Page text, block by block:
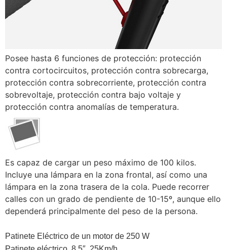
Posee hasta 6 funciones de protección: protección
contra cortocircuitos, protección contra sobrecarga,
protección contra sobrecorriente, protección contra
sobrevoltaje, protección contra bajo voltaje y
protección contra anomalías de temperatura.
Es capaz de cargar un peso máximo de 100 kilos.
Incluye una lámpara en la zona frontal, así como una
lámpara en la zona trasera de la cola. Puede recorrer
calles con un grado de pendiente de 10-15º, aunque ello
dependerá principalmente del peso de la persona.
Patinete Eléctrico de un motor de 250 W